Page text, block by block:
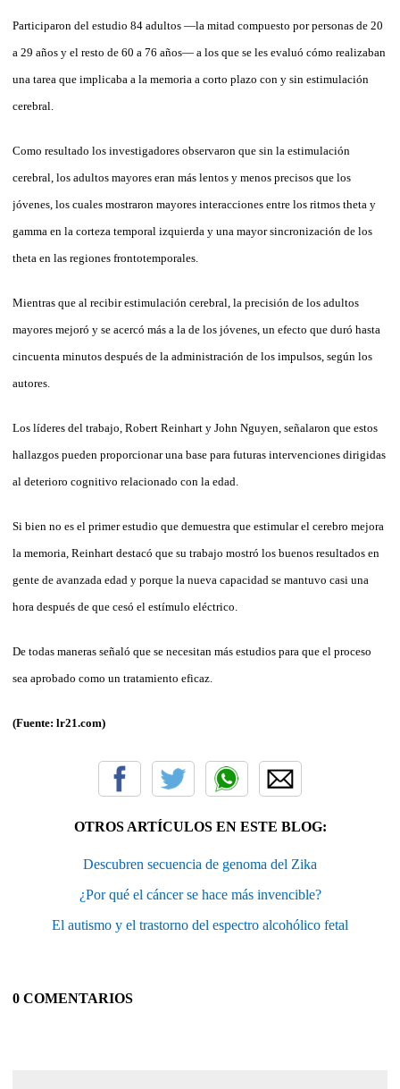
Participaron del estudio 84 adultos —la mitad compuesto por personas de 20
a 29 años y el resto de 60 a 76 años— a los que se les evaluó cómo realizaban
una tarea que implicaba a la memoria a corto plazo con y sin estimulación
cerebral.
Como resultado los investigadores observaron que sin la estimulación
cerebral, los adultos mayores eran más lentos y menos precisos que los
jóvenes, los cuales mostraron mayores interacciones entre los ritmos theta y
gamma en la corteza temporal izquierda y una mayor sincronización de los
theta en las regiones frontotemporales.
Mientras que al recibir estimulación cerebral, la precisión de los adultos
mayores mejoró y se acercó más a la de los jóvenes, un efecto que duró hasta
cincuenta minutos después de la administración de los impulsos, según los
autores.
Los líderes del trabajo, Robert Reinhart y John Nguyen, señalaron que estos
hallazgos pueden proporcionar una base para futuras intervenciones dirigidas
al deterioro cognitivo relacionado con la edad.
Si bien no es el primer estudio que demuestra que estimular el cerebro mejora
la memoria, Reinhart destacó que su trabajo mostró los buenos resultados en
gente de avanzada edad y porque la nueva capacidad se mantuvo casi una
hora después de que cesó el estímulo eléctrico.
De todas maneras señaló que se necesitan más estudios para que el proceso
sea aprobado como un tratamiento eficaz.
(Fuente: lr21.com)
OTROS ARTÍCULOS EN ESTE BLOG:
Descubren secuencia de genoma del Zika
¿Por qué el cáncer se hace más invencible?
El autismo y el trastorno del espectro alcohólico fetal
0 COMENTARIOS